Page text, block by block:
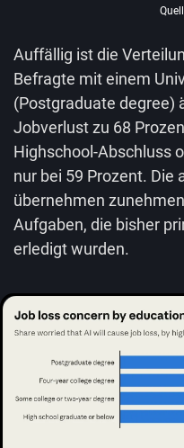
Auffällig ist die
Befragte mit einem
(Postgraduate degree)
Jobverlust zu 68
Highschool-Abschluss
nur bei 59 Prozent. Die
übernehmen
Aufgaben, die bisher
erledigt wurden.